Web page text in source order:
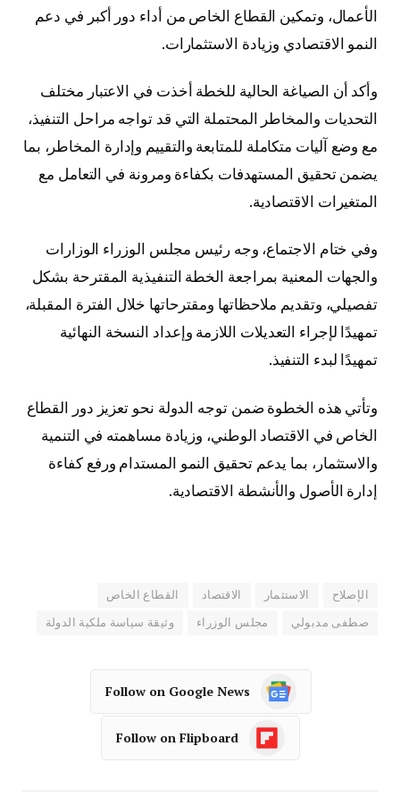
الأعمال، وتمكين القطاع الخاص من أداء دور أكبر في دعم
النمو الاقتصادي وزيادة الاستثمارات.
وأكد أن الصياغة الحالية للخطة أخذت في الاعتبار مختلف
التحديات والمخاطر المحتملة التي قد تواجه مراحل التنفيذ،
مع وضع آليات متكاملة للمتابعة والتقييم وإدارة المخاطر، بما
يضمن تحقيق المستهدفات بكفاءة ومرونة في التعامل مع
المتغيرات الاقتصادية.
وفي ختام الاجتماع، وجه رئيس مجلس الوزراء الوزارات
والجهات المعنية بمراجعة الخطة التنفيذية المقترحة بشكل
تفصيلي، وتقديم ملاحظاتها ومقترحاتها خلال الفترة المقبلة،
تمهيدًا لإجراء التعديلات اللازمة وإعداد النسخة النهائية
تمهيدًا لبدء التنفيذ.
وتأتي هذه الخطوة ضمن توجه الدولة نحو تعزيز دور القطاع
الخاص في الاقتصاد الوطني، وزيادة مساهمته في التنمية
والاستثمار، بما يدعم تحقيق النمو المستدام ورفع كفاءة
إدارة الأصول والأنشطة الاقتصادية.
الإصلاح الاستثمار الاقتصاد القطاع الخاص
صطفى مدبولي مجلس الوزراء وثيقة سياسة ملكية الدولة
Follow on Google News
Follow on Flipboard